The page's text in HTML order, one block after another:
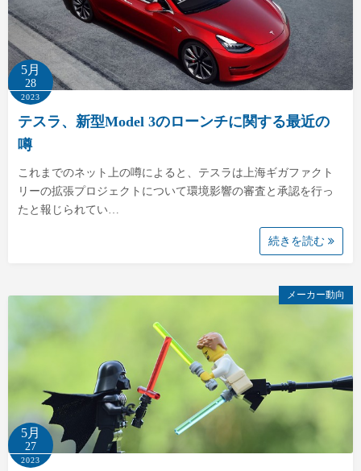
5月
28
2023
テスラ、新型Model 3のローンチに関する最近の
噂
これまでのネット上の噂によると、テスラは上海ギガファクト
リーの拡張プロジェクトについて環境影響の審査と承認を行っ
たと報じられてい…
続きを読む
メーカー動向
5月
27
2023